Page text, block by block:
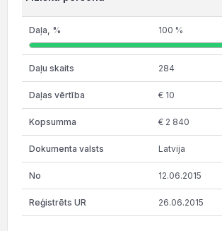
100 %
284
€ 10
€ 2 840
Latvija
12.06.2015
26.06.2015